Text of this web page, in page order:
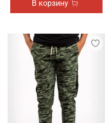
В корзину